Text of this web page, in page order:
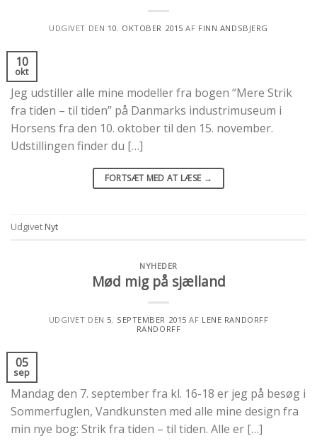
UDGIVET DEN 10. OKTOBER 2015 AF FINN ANDSBJERG
10
okt
Jeg udstiller alle mine modeller fra bogen “Mere Strik
fra tiden – til tiden” på Danmarks industrimuseum i
Horsens fra den 10. oktober til den 15. november.
Udstillingen finder du […]
FORTSÆT MED AT LÆSE →
Udgivet Nyt
NYHEDER
Mød mig på sjælland
UDGIVET DEN 5. SEPTEMBER 2015 AF LENE RANDORFF
RANDORFF
05
sep
Mandag den 7. september fra kl. 16-18 er jeg på besøg i
Sommerfuglen, Vandkunsten med alle mine design fra
min nye bog: Strik fra tiden – til tiden. Alle er […]